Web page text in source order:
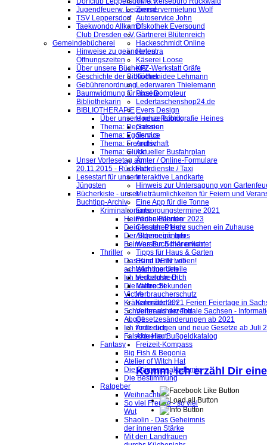
Jugendfeuerw. Leppersd.
TSV Leppersdorf
Taekwondo Allkampf
Club Dresden e.V.
Gemeindebücherei
Hinweise zu geänderten
Öffnungszeiten
Über unsere Bücherei
Geschichte der Bibliothek
Gebührenordnung
Baumwidmung für unsere
Bibliothekarin
BIBLIOTHERAPIE
Über unsere neue Rubrik
Thema: Depression
Thema: Egoismus
Thema: Freundschaft
Thema: Glück
Unser Vorlesetag am
20.11.2015 - Rückblick
Lesestart für unsere
Jüngsten
Bücherkiste - unser
Buchtipp-Archiv
Kriminalromane
Heimliche Fährten
Dein finsteres Herz
Der Schneegänger
Beim ersten Schärenlicht
Thriller
Das Kind in mir will
achtsam morden
Ich beobachte Dich
Die kalten Sekunden
Victim
Krähenmädchen
Schneller als der Tod
Abgott
Ich finde dich
Falsche Haut
Fantasy
Big Fish & Begonia
Atelier of Witch Hat
Die Dämonenakademie
Die Bestimmung
Ratgeber
Weihnachten
So viel Freude - so viel
Wut
Shaolin - Das Geheimnis
der inneren Stärke
Mit den Landfrauen
Zimmervermietung Wolf
Autoservice John
Diskothek Eversound
Gärtnerei Blütenreich
Hackeschmidt Online
Helestra
Käserei Loose
KFZ-Werkstatt Gräfe
Küchenidee Lehmann
Lederwaren Thielemann
Pixel Dompteur
Ledertaschenshop24.de
Evers Design
Hochzeitsfotografie Heines
Galerien
Service
Archiv
Aktueller Busfahrplan
Ämter / Online-Formulare
Fahrdienste / Taxi
Interaktive Landkarte
Hinweis zur Untersagung von
Mieträumlichkeiten für Feiern und
Eine App für die Tonne
Entsorgungstermine 2021
Ferienkalender 2023
Gesuch: Pferde suchen ein Zuhause
Allgemeine Infos
Was Euch hier erwartet
Tipps für Haus & Garten
Es ist DEIN Leben!
Wichtige Urteile
Verkehrsrecht
Mietrecht
Verbraucherschutz
Kalender 2021 Ferien Feiertage in
Verbraucherzentrale Sachsen -
Gesetzesänderungen ab 2021
Änderungen und neue Gesetze ab Juli
Aktueller Bußgeldkatalog
Freizeit-Kompass
Komm, ich erzähl Dir